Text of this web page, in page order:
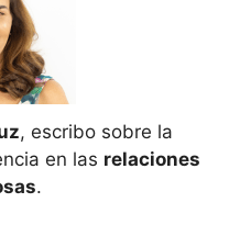
, escribo sobre la
en las relaciones
.